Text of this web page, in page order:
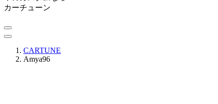
カーチューン
CARTUNE
Amya96